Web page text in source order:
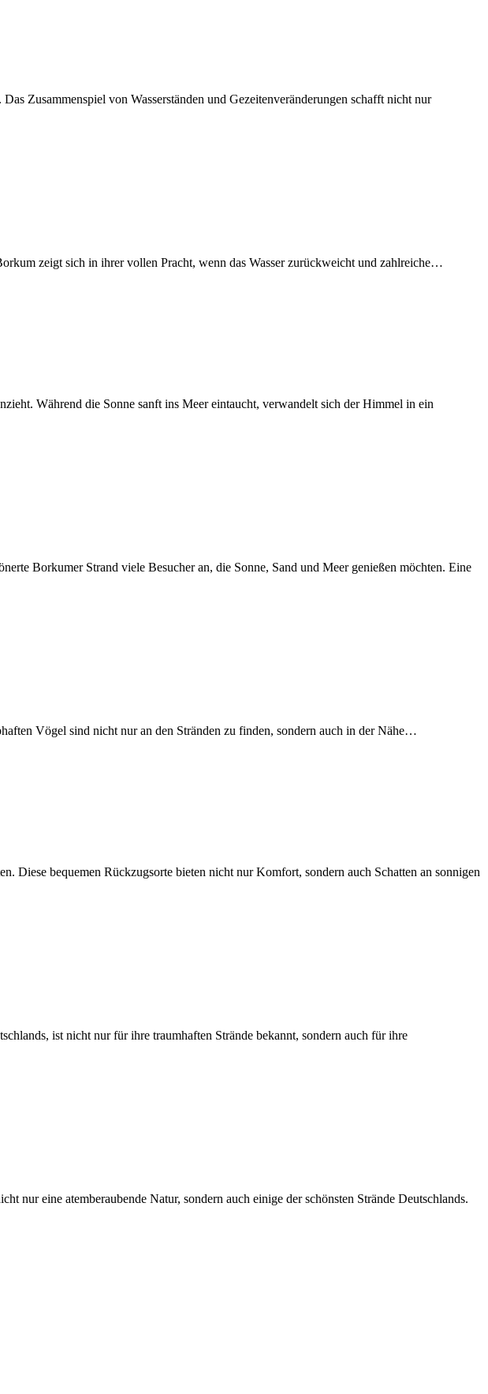
Zusammenspiel von Wasserständen und Gezeitenveränderungen schafft nicht nur
zeigt sich in ihrer vollen Pracht, wenn das Wasser zurückweicht und zahlreiche…
Während die Sonne sanft ins Meer eintaucht, verwandelt sich der Himmel in ein
Borkumer Strand viele Besucher an, die Sonne, Sand und Meer genießen möchten. Eine
Vögel sind nicht nur an den Stränden zu finden, sondern auch in der Nähe…
bequemen Rückzugsorte bieten nicht nur Komfort, sondern auch Schatten an sonnigen
ist nicht nur für ihre traumhaften Strände bekannt, sondern auch für ihre
nur eine atemberaubende Natur, sondern auch einige der schönsten Strände Deutschlands.